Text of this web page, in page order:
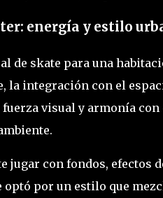
energía y estilo
de skate para una
la integración con el
visual y armonía
con fondos, efectos
optó por un estilo que